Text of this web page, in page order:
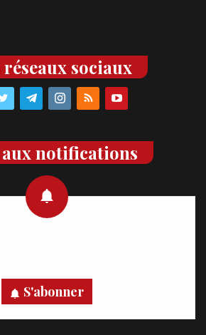
réseaux sociaux
aux notifications
S'abonner